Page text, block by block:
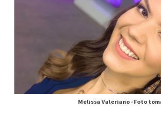
Melissa Valeriano -Foto